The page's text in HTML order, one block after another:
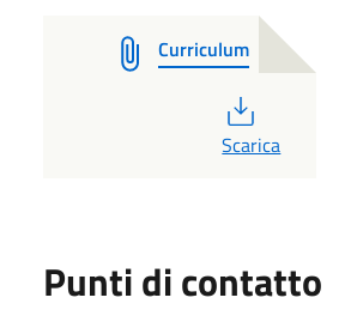
Curriculum
PDF
Scarica
Punti di contatto